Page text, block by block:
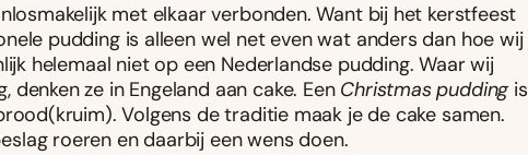
met elkaar verbonden. Want bij het kerstfeest
pudding is alleen wel net even wat anders dan hoe wij
helemaal niet op een Nederlandse pudding. Waar wij
ze in Engeland aan cake. Een Christmas pudding is
Volgens de traditie maak je de cake samen.
roeren en daarbij een wens doen.